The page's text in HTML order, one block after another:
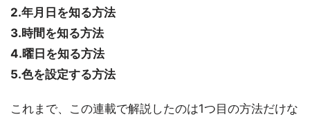
2.年月日を知る方法
3.時間を知る方法
4.曜日を知る方法
5.色を設定する方法
これまで、この連載で解説したのは1つ目の方法だけな